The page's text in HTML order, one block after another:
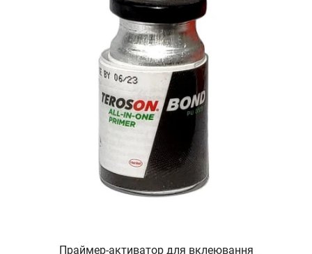
Праймер-активатор для вклеювання